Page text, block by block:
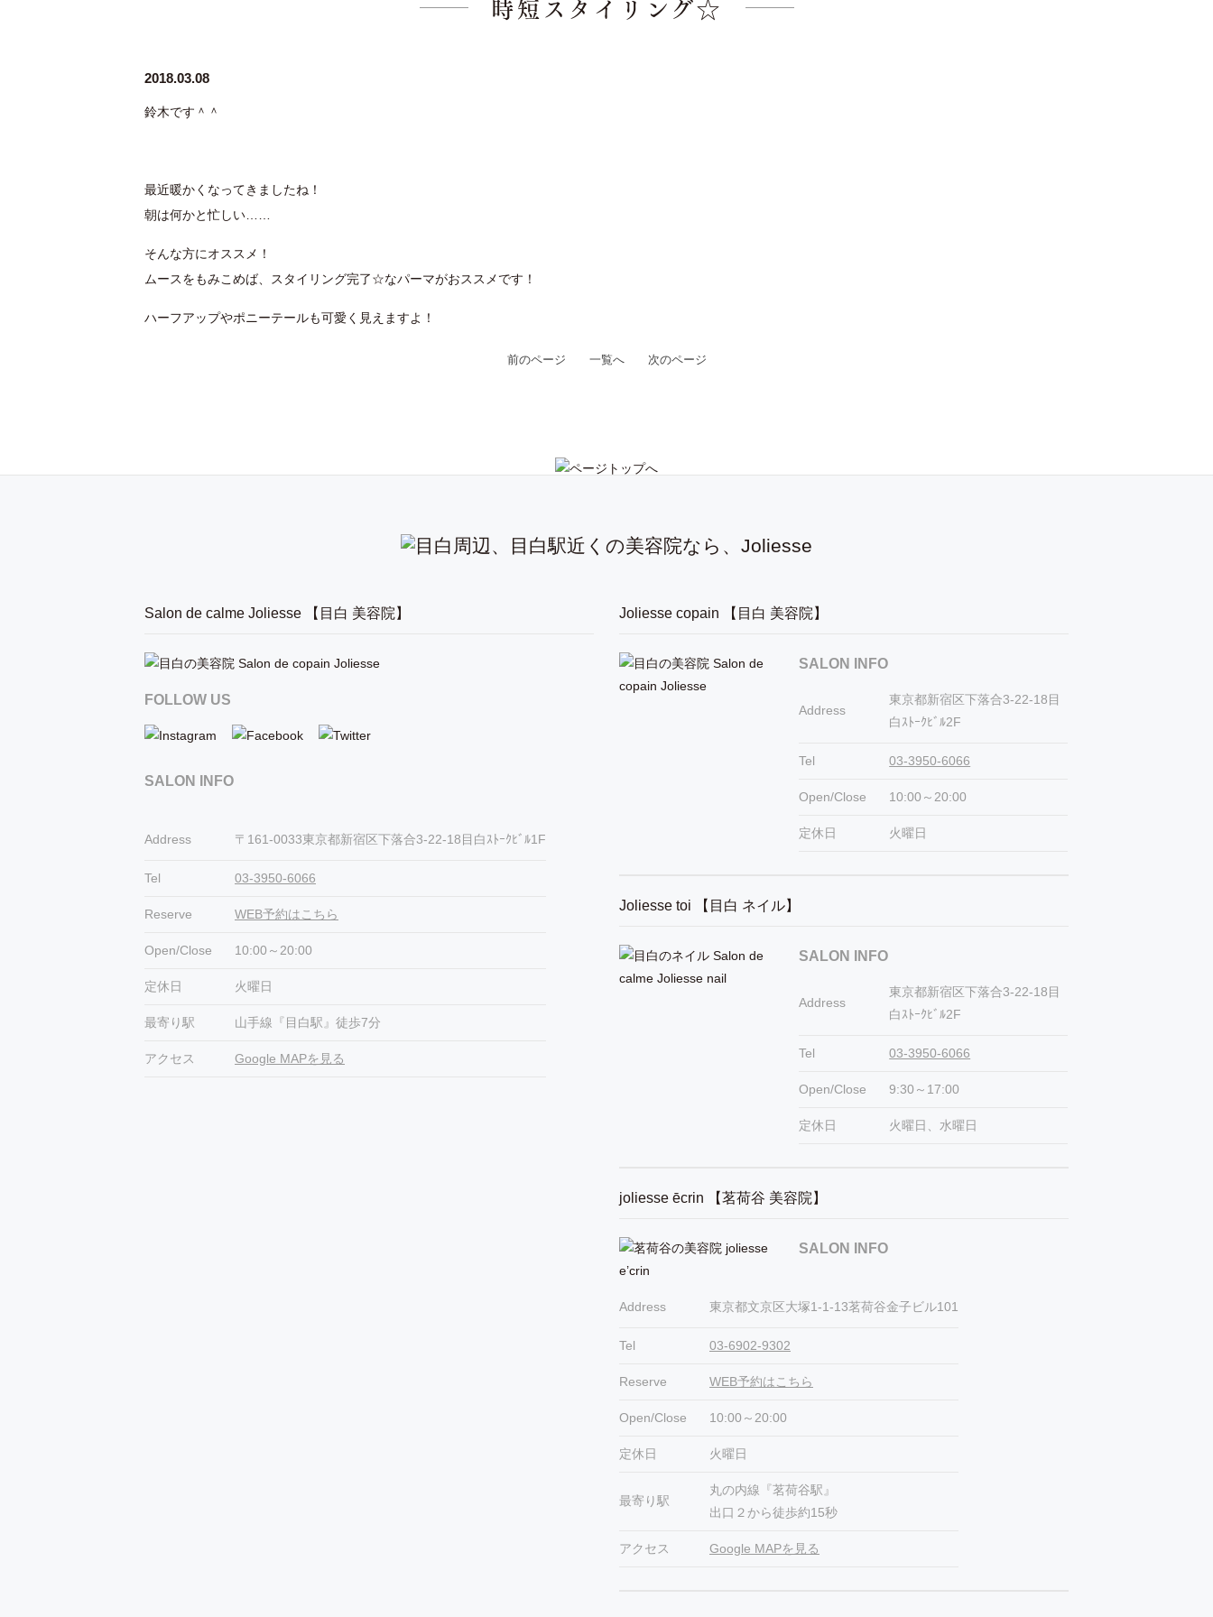
時短スタイリング☆
2018.03.08
鈴木です＾＾
最近暖かくなってきましたね！
朝は何かと忙しい……
そんな方にオススメ！
ムースをもみこめば、スタイリング完了☆なパーマがおススメです！
ハーフアップやポニーテールも可愛く見えますよ！
前のページ 一覧へ 次のページ
Salon de calme Joliesse 【目白 美容院】
FOLLOW US
SALON INFO
Address 〒161-0033東京都新宿区下落合3-22-18目白ｽﾄｰｸﾋﾞﾙ1F
Tel 03-3950-6066
Reserve WEB予約はこちら
Open/Close 10:00～20:00
定休日 火曜日
最寄り駅 山手線『目白駅』徒歩7分
アクセス Google MAPを見る
Joliesse copain 【目白 美容院】
SALON INFO
Address
東京都新宿区下落合3-22-18目
白ｽﾄｰｸﾋﾞﾙ2F
Tel 03-3950-6066
Open/Close 10:00～20:00
定休日 火曜日
Joliesse toi 【目白 ネイル】
SALON INFO
Address
東京都新宿区下落合3-22-18目
白ｽﾄｰｸﾋﾞﾙ2F
Tel 03-3950-6066
Open/Close 9:30～17:00
定休日 火曜日、水曜日
joliesse ēcrin 【茗荷谷 美容院】
SALON INFO
Address 東京都文京区大塚1-1-13茗荷谷金子ビル101
Tel 03-6902-9302
Reserve WEB予約はこちら
Open/Close 10:00～20:00
定休日 火曜日
最寄り駅
丸の内線『茗荷谷駅』
出口２から徒歩約15秒
アクセス Google MAPを見る